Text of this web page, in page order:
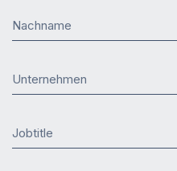
Nachname
Unternehmen
Jobtitle